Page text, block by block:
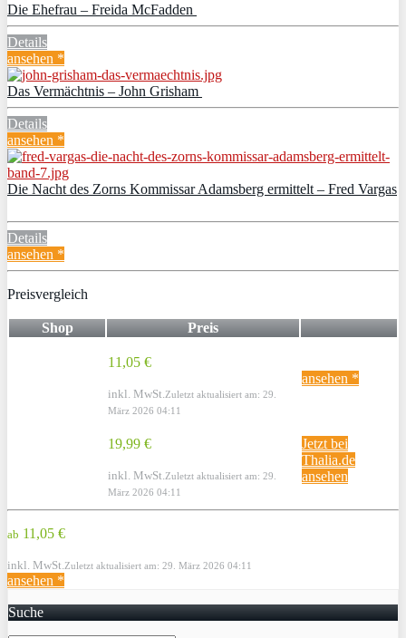
Die Ehefrau – Freida McFadden
Details
ansehen *
Das Vermächtnis – John Grisham
Details
ansehen *
Die Nacht des Zorns Kommissar Adamsberg ermittelt – Fred Vargas
Details
ansehen *
Preisvergleich
Shop Preis
11,05 €
inkl. MwSt.Zuletzt aktualisiert am: 29.
März 2026 04:11
ansehen *
19,99 €
inkl. MwSt.Zuletzt aktualisiert am: 29.
März 2026 04:11
Jetzt bei
Thalia.de
ansehen
ab 11,05 €
inkl. MwSt.Zuletzt aktualisiert am: 29. März 2026 04:11
ansehen *
Suche